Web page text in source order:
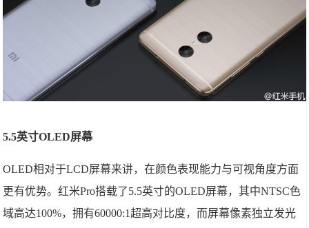
5.5英寸OLED屏幕
OLED相对于LCD屏幕来讲，在颜色表现能力与可视角度方面
更有优势。红米Pro搭载了5.5英寸的OLED屏幕，其中NTSC色
域高达100%，拥有60000:1超高对比度，而屏幕像素独立发光